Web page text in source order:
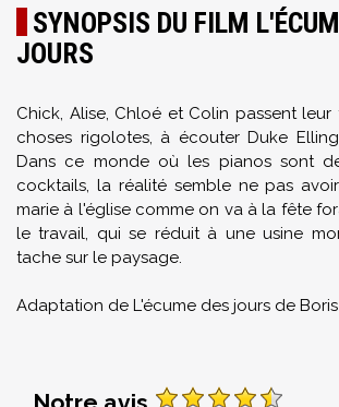
SYNOPSIS DU FILM
JOURS
Chick, Alise, Chloé et Colin passent
choses rigolotes, à écouter Duke
Dans ce monde où les pianos sont
cocktails, la réalité semble ne pas
marie à l'église comme on va à la fête
le travail, qui se réduit à une usine
tache sur le paysage.
Adaptation de L'écume des jours de Boris